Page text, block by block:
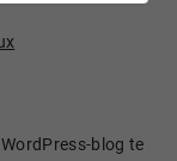
blog te